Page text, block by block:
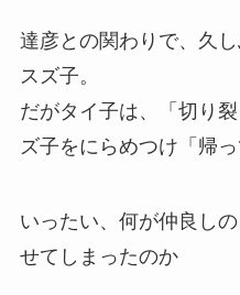
達彦との関わりで、久
スズ子。
だがタイ子は、「切り
ズ子をにらめつけ「帰
いったい、何が仲良し
せてしまったのか